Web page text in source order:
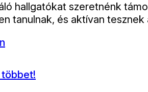
hallgatókat szeretnénk
tanulnak, és aktívan
többet!